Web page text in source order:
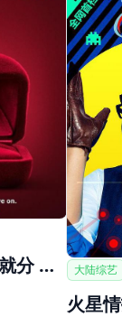
最后通牒：不结就分 第三季 大陆综艺
火星